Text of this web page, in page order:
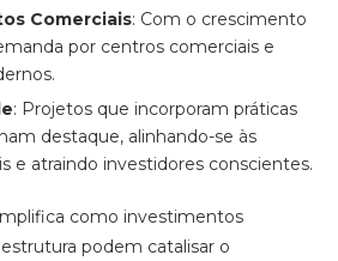
Comerciais: Com o crescimento
por centros comerciais e
: Projetos que incorporam práticas
destaque, alinhando-se às
e atraindo investidores conscientes.
como investimentos
podem catalisar o